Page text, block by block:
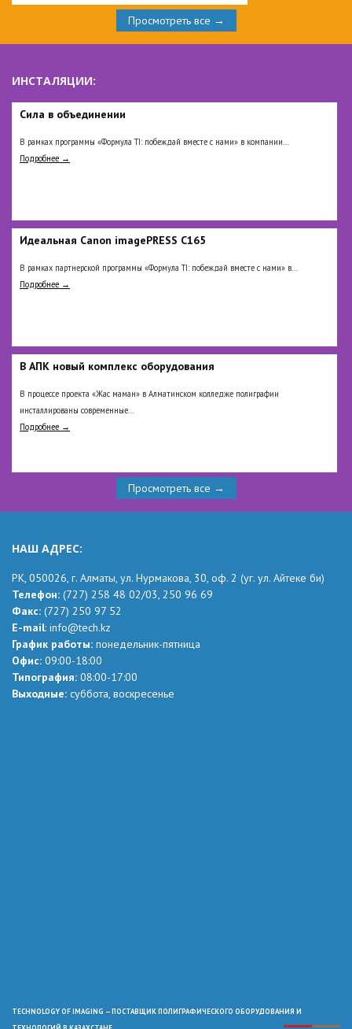
Просмотреть все →
ИНСТАЛЯЦИИ:
Сила в объединении
В рамках программы «Формула TI: побеждай вместе с нами» в компании...
Подробнее →
Идеальная Сanon imagePRESS C165
В рамках партнерской программы «Формула TI: побеждай вместе с нами» в...
Подробнее →
В АПК новый комплекс оборудования
В процессе проекта «Жас маман» в Алматинском колледже полиграфии
инсталлированы современные...
Подробнее →
Просмотреть все →
НАШ АДРЕС:
РК, 050026, г. Алматы, ул. Нурмакова, 30, оф. 2 (уг. ул. Айтеке би)
Телефон: (727) 258 48 02/03, 250 96 69
Факс: (727) 250 97 52
Е-mail: info@tech.kz
График работы: понедельник-пятница
Офис: 09:00-18:00
Типография: 08:00-17:00
Выходные: суббота, воскресенье
TECHNOLOGY OF IMAGING — ПОСТАВЩИК ПОЛИГРАФИЧЕСКОГО ОБОРУДОВАНИЯ И